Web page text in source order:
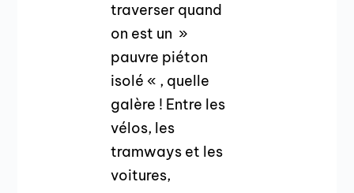
traverser quand
on est un »
pauvre piéton
isolé « , quelle
galère ! Entre les
vélos, les
tramways et les
voitures,